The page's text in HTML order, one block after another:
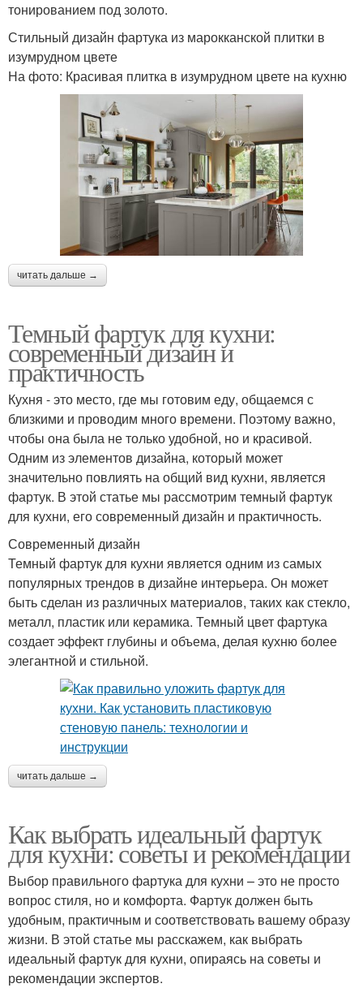
тонированием под золото.
Стильный дизайн фартука из марокканской плитки в
изумрудном цвете
На фото: Красивая плитка в изумрудном цвете на кухню
читать дальше →
Темный фартук для кухни:
современный дизайн и
практичность
Кухня - это место, где мы готовим еду, общаемся с
близкими и проводим много времени. Поэтому важно,
чтобы она была не только удобной, но и красивой.
Одним из элементов дизайна, который может
значительно повлиять на общий вид кухни, является
фартук. В этой статье мы рассмотрим темный фартук
для кухни, его современный дизайн и практичность.
Современный дизайн
Темный фартук для кухни является одним из самых
популярных трендов в дизайне интерьера. Он может
быть сделан из различных материалов, таких как стекло,
металл, пластик или керамика. Темный цвет фартука
создает эффект глубины и объема, делая кухню более
элегантной и стильной.
читать дальше →
Как выбрать идеальный фартук
для кухни: советы и рекомендации
Выбор правильного фартука для кухни – это не просто
вопрос стиля, но и комфорта. Фартук должен быть
удобным, практичным и соответствовать вашему образу
жизни. В этой статье мы расскажем, как выбрать
идеальный фартук для кухни, опираясь на советы и
рекомендации экспертов.